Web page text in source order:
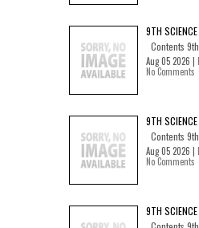
9TH
Contents 9th...
Aug 05 2026 |
No Comments
9TH
Contents 9th...
Aug 05 2026 |
No Comments
9TH